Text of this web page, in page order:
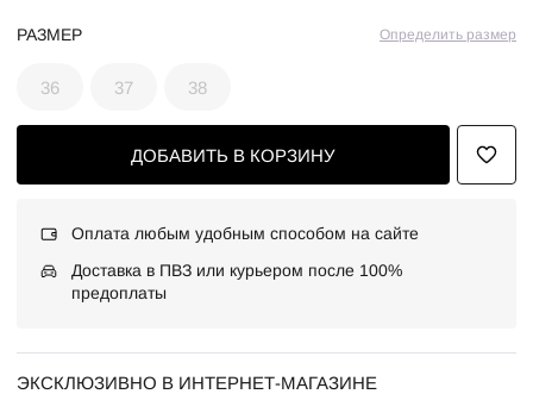
РАЗМЕР Определить размер
36 37 38
ДОБАВИТЬ В КОРЗИНУ
Оплата любым удобным способом на сайте
Доставка в ПВЗ или курьером после 100%
предоплаты
ЭКСКЛЮЗИВНО В ИНТЕРНЕТ-МАГАЗИНЕ